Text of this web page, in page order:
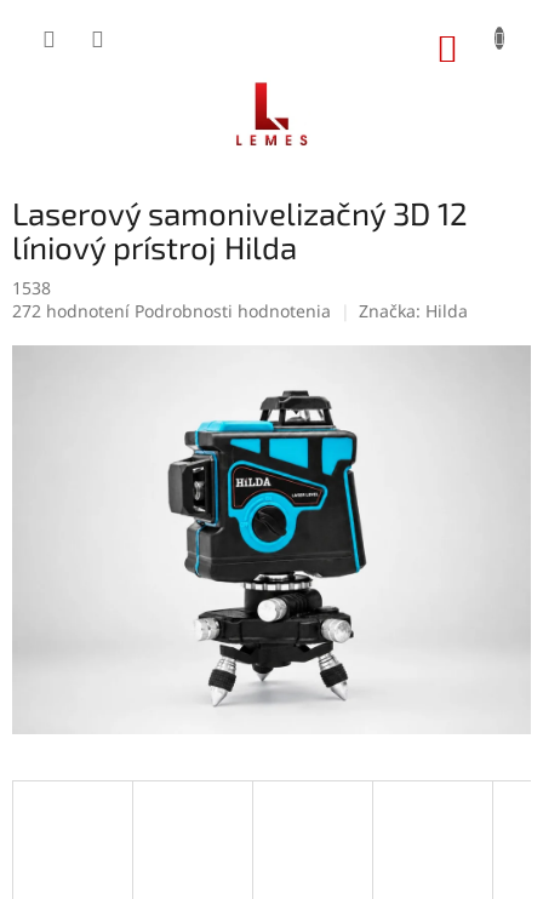
Laserový samonivelizačný 3D 12
líniový prístroj Hilda
1538
Priemerné
272 hodnotení Podrobnosti hodnotenia Značka: Hilda